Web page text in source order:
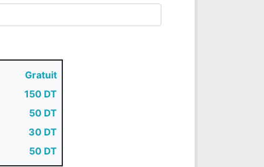
Gratuit
150 DT
50 DT
30 DT
50 DT